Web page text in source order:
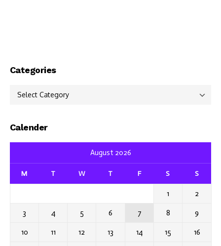
Categories
Categories
Calender
August 2026
M T W T F S S
1 2
3 4 5 6 7 8 9
10 11 12 13 14 15 16